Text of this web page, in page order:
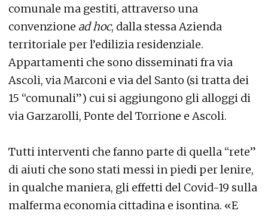
comunale ma gestiti, attraverso una
convenzione ad hoc, dalla stessa Azienda
territoriale per l’edilizia residenziale.
Appartamenti che sono disseminati fra via
Ascoli, via Marconi e via del Santo (si tratta dei
15 “comunali”) cui si aggiungono gli alloggi di
via Garzarolli, Ponte del Torrione e Ascoli.
Tutti interventi che fanno parte di quella “rete”
di aiuti che sono stati messi in piedi per lenire,
in qualche maniera, gli effetti del Covid-19 sulla
malferma economia cittadina e isontina. «E